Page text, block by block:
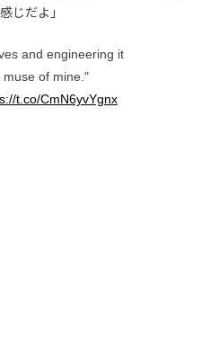
じだよ」
and engineering it
of mine."
t.co/CmN6yvYgnx